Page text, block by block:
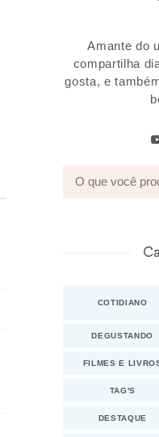
Amante do
compartilha
gosta, e
COTIDIANO
DEGUSTANDO
FILMES E
TAG'S
DESTAQUE